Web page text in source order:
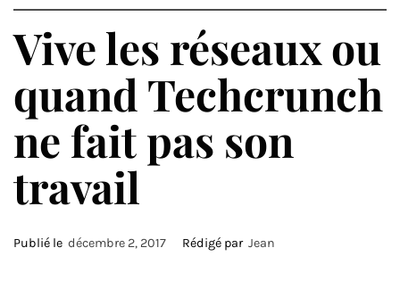
Vive les réseaux ou
quand Techcrunch
ne fait pas son
travail
Publié le décembre 2, 2017 Rédigé par Jean